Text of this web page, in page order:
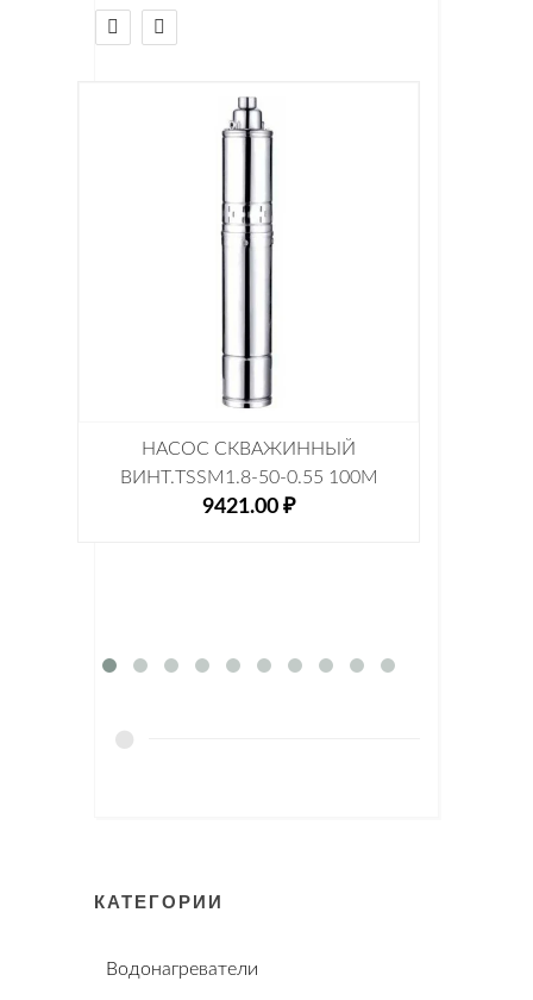
НАСОС СКВАЖИННЫЙ
ВИНТ.TSSM1.8-50-0.55 100М
9421.00 ₽
КАТЕГОРИИ
Водонагреватели